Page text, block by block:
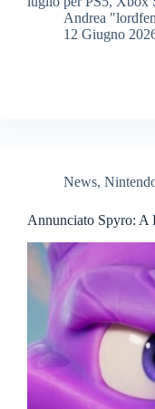
Andrea
12 Giugno
News,
Annunciato Spyro: A